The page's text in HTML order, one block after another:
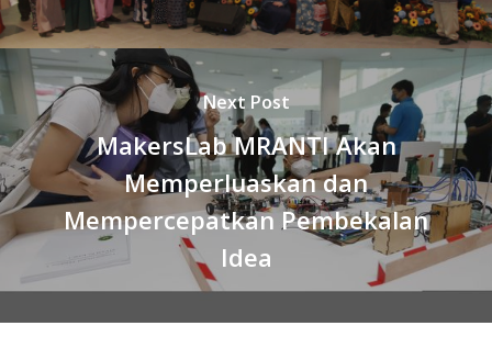
Next Post
MakersLab MRANTI Akan
Memperluaskan dan
Mempercepatkan Pembekalan
Idea